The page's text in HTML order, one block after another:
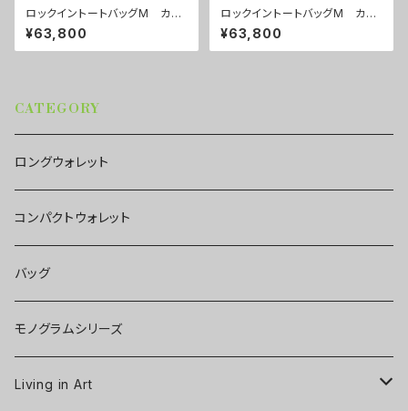
ロックイントートバッグM カラ
ー/センスブラック ■配送まで
約１か月
¥63,800
ロックイントートバッグM カラ
ー/センスグリーン ■配送まで
約１か月
¥63,800
CATEGORY
ロングウォレット
コンパクトウォレット
バッグ
モノグラムシリーズ
Living in Art